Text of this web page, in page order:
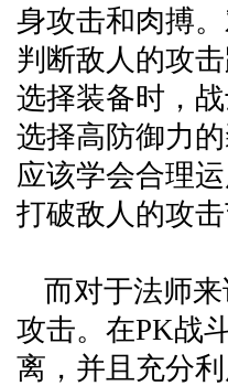
身攻击和肉搏
判断敌人的攻
选择装备时，
选择高防御力
应该学会合理
打破敌人的攻击
而对于法师
攻击。在PK战
离，并且充分